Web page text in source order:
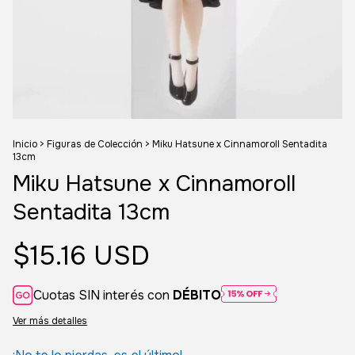
Inicio > Figuras de Colección > Miku Hatsune x Cinnamoroll Sentadita
13cm
Miku Hatsune x Cinnamoroll
Sentadita 13cm
$15.16 USD
Cuotas SIN interés con DÉBITO
Ver más detalles